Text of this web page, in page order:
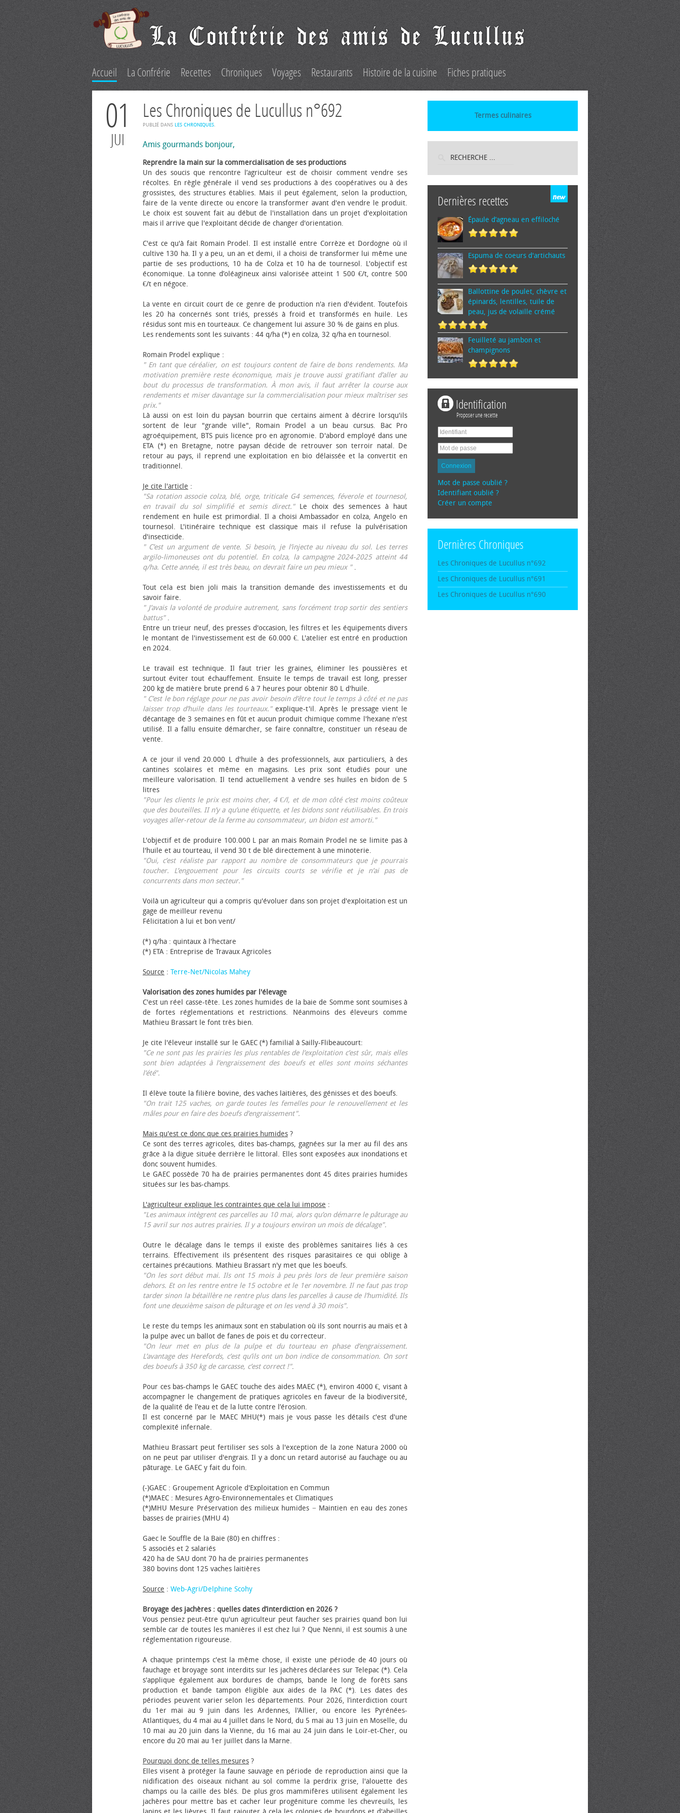
Accueil La Confrérie Recettes Chroniques Voyages Restaurants Histoire de la cuisine Fiches pratiques
01
JUI
Les Chroniques de Lucullus n°692
PUBLIÉ DANS LES CHRONIQUES.
Amis gourmands bonjour,
Reprendre la main sur la commercialisation de ses productions
Un des soucis que rencontre l’agriculteur est de choisir comment vendre ses
récoltes. En règle générale il vend ses productions à des coopératives ou à des
grossistes, des structures établies. Mais il peut également, selon la production,
faire de la vente directe ou encore la transformer avant d'en vendre le produit.
Le choix est souvent fait au début de l'installation dans un projet d'exploitation
mais il arrive que l'exploitant décide de changer d'orientation.
C'est ce qu'à fait Romain Prodel. Il est installé entre Corrèze et Dordogne où il
cultive 130 ha. Il y a peu, un an et demi, il a choisi de transformer lui même une
partie de ses productions, 10 ha de Colza et 10 ha de tournesol. L'objectif est
économique. La tonne d’oléagineux ainsi valorisée atteint 1 500 €/t, contre 500
€/t en négoce.
La vente en circuit court de ce genre de production n'a rien d'évident. Toutefois
les 20 ha concernés sont triés, pressés à froid et transformés en huile. Les
résidus sont mis en tourteaux. Ce changement lui assure 30 % de gains en plus.
Les rendements sont les suivants : 44 q/ha (*) en colza, 32 q/ha en tournesol.
Romain Prodel explique :
" En tant que céréalier, on est toujours content de faire de bons rendements. Ma
motivation première reste économique, mais je trouve aussi gratifiant d’aller au
bout du processus de transformation. À mon avis, il faut arrêter la course aux
rendements et miser davantage sur la commercialisation pour mieux maîtriser ses
prix."
Là aussi on est loin du paysan bourrin que certains aiment à décrire lorsqu'ils
sortent de leur "grande ville", Romain Prodel a un beau cursus. Bac Pro
agroéquipement, BTS puis licence pro en agronomie. D'abord employé dans une
ETA (*) en Bretagne, notre paysan décide de retrouver son terroir natal. De
retour au pays, il reprend une exploitation en bio délaissée et la convertit en
traditionnel.
Je cite l'article :
"Sa rotation associe colza, blé, orge, triticale G4 semences, féverole et tournesol,
en travail du sol simplifié et semis direct."Le choix des semences à haut
rendement en huile est primordial. Il a choisi Ambassador en colza, Angelo en
tournesol. L'itinéraire technique est classique mais il refuse la pulvérisation
d'insecticide.
" C’est un argument de vente. Si besoin, je l’injecte au niveau du sol. Les terres
argilo-limoneuses ont du potentiel. En colza, la campagne 2024-2025 atteint 44
q/ha. Cette année, il est très beau, on devrait faire un peu mieux ".
Tout cela est bien joli mais la transition demande des investissements et du
savoir faire.
" J’avais la volonté de produire autrement, sans forcément trop sortir des sentiers
battus".
Entre un trieur neuf, des presses d'occasion, les filtres et les équipements divers
le montant de l'investissement est de 60.000 €. L'atelier est entré en production
en 2024.
Le travail est technique. Il faut trier les graines, éliminer les poussières et
surtout éviter tout échauffement. Ensuite le temps de travail est long, presser
200 kg de matière brute prend 6 à 7 heures pour obtenir 80 L d'huile.
" C’est le bon réglage pour ne pas avoir besoin d’être tout le temps à côté et ne pas
laisser trop d’huile dans les tourteaux."explique-t'il. Après le pressage vient le
décantage de 3 semaines en fût et aucun produit chimique comme l'hexane n'est
utilisé. Il a fallu ensuite démarcher, se faire connaître, constituer un réseau de
vente.
A ce jour il vend 20.000 L d'huile à des professionnels, aux particuliers, à des
cantines scolaires et même en magasins. Les prix sont étudiés pour une
meilleure valorisation. Il tend actuellement à vendre ses huiles en bidon de 5
litres
"Pour les clients le prix est moins cher, 4 €/l, et de mon côté c’est moins coûteux
que des bouteilles. II n’y a qu’une étiquette, et les bidons sont réutilisables. En trois
voyages aller-retour de la ferme au consommateur, un bidon est amorti."
L'objectif et de produire 100.000 L par an mais Romain Prodel ne se limite pas à
l'huile et au tourteau, il vend 30 t de blé directement à une minoterie.
"Oui, c’est réaliste par rapport au nombre de consommateurs que je pourrais
toucher. L’engouement pour les circuits courts se vérifie et je n’ai pas de
concurrents dans mon secteur."
Voilà un agriculteur qui a compris qu'évoluer dans son projet d'exploitation est un
gage de meilleur revenu
Félicitation à lui et bon vent/
(*) q/ha : quintaux à l'hectare
(*) ETA : Entreprise de Travaux Agricoles
Source : Terre-Net/Nicolas Mahey
Valorisation des zones humides par l'élevage
C'est un réel casse-tête. Les zones humides de la baie de Somme sont soumises à
de fortes réglementations et restrictions. Néanmoins des éleveurs comme
Mathieu Brassart le font très bien.
Je cite l'éleveur installé sur le GAEC (*) familial à Sailly-Flibeaucourt:
"Ce ne sont pas les prairies les plus rentables de l’exploitation c’est sûr, mais elles
sont bien adaptées à l’engraissement des bœufs et elles sont moins séchantes
l’été".
Il élève toute la filière bovine, des vaches laitières, des génisses et des bœufs.
"On trait 125 vaches, on garde toutes les femelles pour le renouvellement et les
mâles pour en faire des bœufs d’engraissement".
Mais qu'est ce donc que ces prairies humides ?
Ce sont des terres agricoles, dites bas-champs, gagnées sur la mer au fil des ans
grâce à la digue située derrière le littoral. Elles sont exposées aux inondations et
donc souvent humides.
Le GAEC possède 70 ha de prairies permanentes dont 45 dites prairies humides
situées sur les bas-champs.
L'agriculteur explique les contraintes que cela lui impose :
"Les animaux intègrent ces parcelles au 10 mai, alors qu’on démarre le pâturage au
15 avril sur nos autres prairies. Il y a toujours environ un mois de décalage".
Outre le décalage dans le temps il existe des problèmes sanitaires liés à ces
terrains. Effectivement ils présentent des risques parasitaires ce qui oblige à
certaines précautions. Mathieu Brassart n'y met que les bœufs.
"On les sort début mai. Ils ont 15 mois à peu près lors de leur première saison
dehors. Et on les rentre entre le 15 octobre et le 1er novembre. Il ne faut pas trop
tarder sinon la bétaillère ne rentre plus dans les parcelles à cause de l’humidité. Ils
font une deuxième saison de pâturage et on les vend à 30 mois".
Le reste du temps les animaux sont en stabulation où ils sont nourris au maïs et à
la pulpe avec un ballot de fanes de pois et du correcteur.
"On leur met en plus de la pulpe et du tourteau en phase d’engraissement.
L’avantage des Herefords, c’est qu’ils ont un bon indice de consommation. On sort
des bœufs à 350 kg de carcasse, c’est correct !".
Pour ces bas-champs le GAEC touche des aides MAEC (*), environ 4000 €, visant à
accompagner le changement de pratiques agricoles en faveur de la biodiversité,
de la qualité de l’eau et de la lutte contre l’érosion.
Il est concerné par le MAEC MHU(*) mais je vous passe les détails c'est d'une
complexité infernale.
Mathieu Brassart peut fertiliser ses sols à l'exception de la zone Natura 2000 où
on ne peut par utiliser d'engrais. Il y a donc un retard autorisé au fauchage ou au
pâturage. Le GAEC y fait du foin.
(-)GAEC : Groupement Agricole d'Exploitation en Commun
(*)MAEC : Mesures Agro-Environnementales et Climatiques
(*)MHU Mesure Préservation des milieux humides − Maintien en eau des zones
basses de prairies (MHU 4)
Gaec le Souffle de la Baie (80) en chiffres :
5 associés et 2 salariés
420 ha de SAU dont 70 ha de prairies permanentes
380 bovins dont 125 vaches laitières
Source : Web-Agri/Delphine Scohy
Broyage des jachères : quelles dates d’interdiction en 2026 ?
Vous pensiez peut-être qu'un agriculteur peut faucher ses prairies quand bon lui
semble car de toutes les manières il est chez lui ? Que Nenni, il est soumis à une
réglementation rigoureuse.
A chaque printemps c'est la même chose, il existe une période de 40 jours où
fauchage et broyage sont interdits sur les jachères déclarées sur Telepac (*). Cela
s'applique également aux bordures de champs, bande le long de forêts sans
production et bande tampon éligible aux aides de la PAC (*). Les dates des
périodes peuvent varier selon les départements. Pour 2026, l’interdiction court
du 1er mai au 9 juin dans les Ardennes, l'Allier, ou encore les Pyrénées-
Atlantiques, du 4 mai au 4 juillet dans le Nord, du 5 mai au 13 juin en Moselle, du
10 mai au 20 juin dans la Vienne, du 16 mai au 24 juin dans le Loir-et-Cher, ou
encore du 20 mai au 1er juillet dans la Marne.
Pourquoi donc de telles mesures ?
Elles visent à protéger la faune sauvage en période de reproduction ainsi que la
nidification des oiseaux nichant au sol comme la perdrix grise, l'alouette des
champs ou la caille des blés. De plus gros mammifères utilisent également les
jachères pour mettre bas et cacher leur progéniture comme les chevreuils, les
Termes culinaires
Dernières recettes
Épaule d’agneau en effiloché
Espuma de cœurs d'artichauts
Ballottine de poulet, chèvre et
épinards, lentilles, tuile de
peau, jus de volaille crémé
Feuilleté au jambon et
champignons
Identification
Proposer une recette
Connexion
Mot de passe oublié ?
Identifiant oublié ?
Créer un compte
Dernières Chroniques
Les Chroniques de Lucullus n°692
Les Chroniques de Lucullus n°691
Les Chroniques de Lucullus n°690